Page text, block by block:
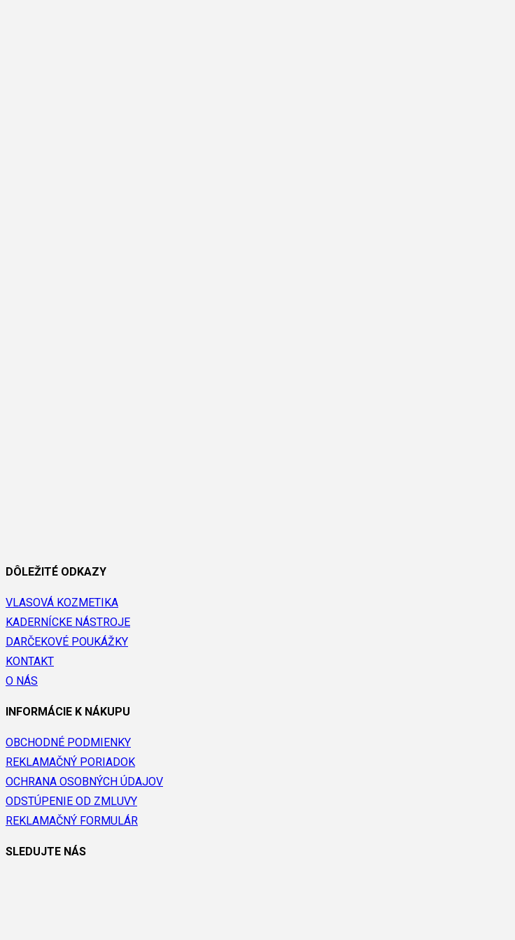
DÔLEŽITÉ ODKAZY
VLASOVÁ KOZMETIKA
KADERNÍCKE NÁSTROJE
DARČEKOVÉ POUKÁŽKY
KONTAKT
O NÁS
INFORMÁCIE K NÁKUPU
OBCHODNÉ PODMIENKY
REKLAMAČNÝ PORIADOK
OCHRANA OSOBNÝCH ÚDAJOV
ODSTÚPENIE OD ZMLUVY
REKLAMAČNÝ FORMULÁR
SLEDUJTE NÁS